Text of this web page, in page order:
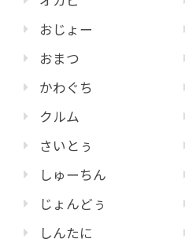
おじょー
おまつ
かわぐち
クルム
さいとぅ
しゅーちん
じょんどぅ
しんたに